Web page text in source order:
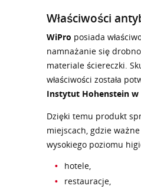
Właściwości
WiPro posiada
namnażanie się
materiale ściereczki.
właściwości została
Instytut Hohenstein w
Dzięki temu produkt
miejscach, gdzie
wysokiego poziomu
hotele,
restauracje,